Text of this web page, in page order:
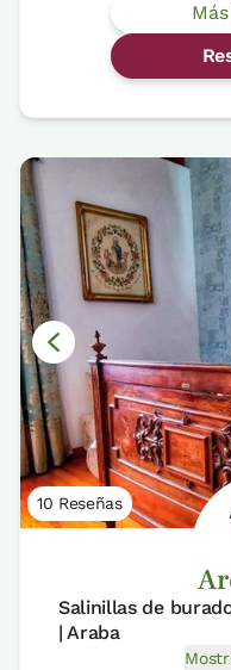
10 Reseñas
Salinillas de
| Araba